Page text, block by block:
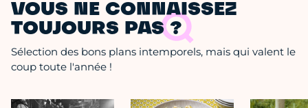
VOUS NE CONNAISSEZ
TOUJOURS PAS ?
Sélection des bons plans intemporels, mais qui valent le
coup toute l'année !